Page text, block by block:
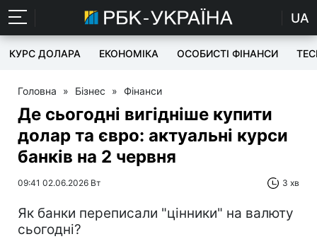
UA
КУРС ДОЛАРА ЕКОНОМІКА ОСОБИСТІ ФІНАНСИ
Головна » Бізнес » Фінанси
Де сьогодні вигідніше купити
долар та євро: актуальні курси
банків на 2 червня
09:41 02.06.2026 Вт 3 хв
Як банки переписали "цінники" на валюту
сьогодні?